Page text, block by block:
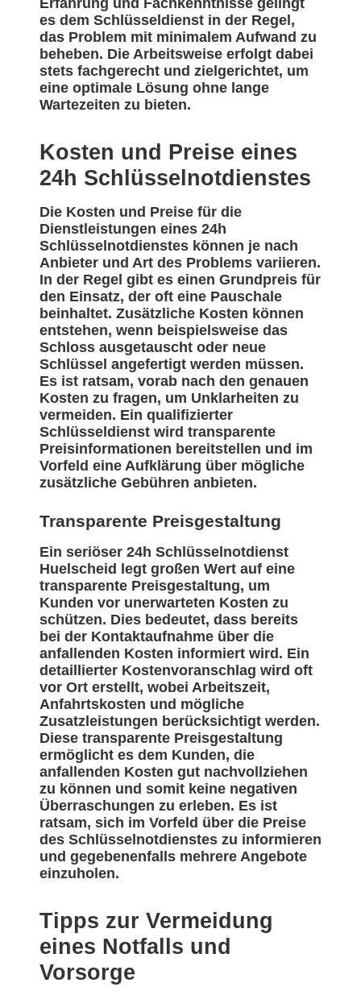
Erfahrung und Fachkenntnisse gelingt
es dem Schlüsseldienst in der Regel,
das Problem mit minimalem Aufwand zu
beheben. Die Arbeitsweise erfolgt dabei
stets fachgerecht und zielgerichtet, um
eine optimale Lösung ohne lange
Wartezeiten zu bieten.
Kosten und Preise eines
24h Schlüsselnotdienstes
Die Kosten und Preise für die
Dienstleistungen eines 24h
Schlüsselnotdienstes können je nach
Anbieter und Art des Problems variieren.
In der Regel gibt es einen Grundpreis für
den Einsatz, der oft eine Pauschale
beinhaltet. Zusätzliche Kosten können
entstehen, wenn beispielsweise das
Schloss ausgetauscht oder neue
Schlüssel angefertigt werden müssen.
Es ist ratsam, vorab nach den genauen
Kosten zu fragen, um Unklarheiten zu
vermeiden. Ein qualifizierter
Schlüsseldienst wird transparente
Preisinformationen bereitstellen und im
Vorfeld eine Aufklärung über mögliche
zusätzliche Gebühren anbieten.
Transparente Preisgestaltung
Ein seriöser 24h Schlüsselnotdienst
Huelscheid legt großen Wert auf eine
transparente Preisgestaltung, um
Kunden vor unerwarteten Kosten zu
schützen. Dies bedeutet, dass bereits
bei der Kontaktaufnahme über die
anfallenden Kosten informiert wird. Ein
detaillierter Kostenvoranschlag wird oft
vor Ort erstellt, wobei Arbeitszeit,
Anfahrtskosten und mögliche
Zusatzleistungen berücksichtigt werden.
Diese transparente Preisgestaltung
ermöglicht es dem Kunden, die
anfallenden Kosten gut nachvollziehen
zu können und somit keine negativen
Überraschungen zu erleben. Es ist
ratsam, sich im Vorfeld über die Preise
des Schlüsselnotdienstes zu informieren
und gegebenenfalls mehrere Angebote
einzuholen.
Tipps zur Vermeidung
eines Notfalls und
Vorsorge